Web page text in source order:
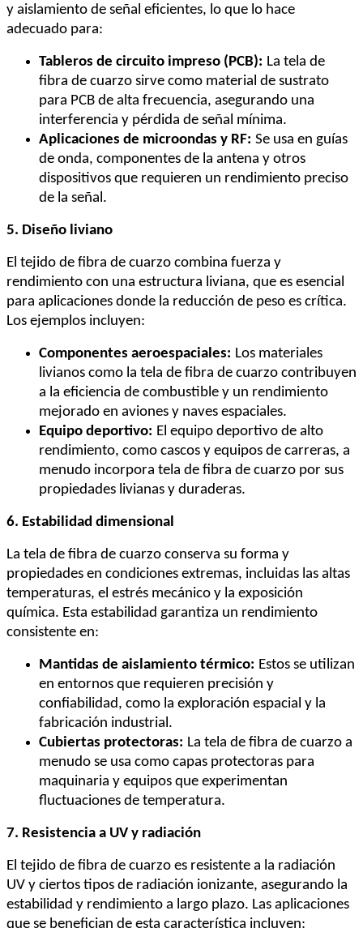
y aislamiento de señal eficientes, lo que lo hace
adecuado para:
Tableros de circuito impreso (PCB): La tela de
fibra de cuarzo sirve como material de sustrato
para PCB de alta frecuencia, asegurando una
interferencia y pérdida de señal mínima.
Aplicaciones de microondas y RF: Se usa en guías
de onda, componentes de la antena y otros
dispositivos que requieren un rendimiento preciso
de la señal.
5. Diseño liviano
El tejido de fibra de cuarzo combina fuerza y ​​
rendimiento con una estructura liviana, que es esencial
para aplicaciones donde la reducción de peso es crítica.
Los ejemplos incluyen:
Componentes aeroespaciales: Los materiales
livianos como la tela de fibra de cuarzo contribuyen
a la eficiencia de combustible y un rendimiento
mejorado en aviones y naves espaciales.
Equipo deportivo: El equipo deportivo de alto
rendimiento, como cascos y equipos de carreras, a
menudo incorpora tela de fibra de cuarzo por sus
propiedades livianas y duraderas.
6. Estabilidad dimensional
La tela de fibra de cuarzo conserva su forma y
propiedades en condiciones extremas, incluidas las altas
temperaturas, el estrés mecánico y la exposición
química. Esta estabilidad garantiza un rendimiento
consistente en:
Mantidas de aislamiento térmico: Estos se utilizan
en entornos que requieren precisión y
confiabilidad, como la exploración espacial y la
fabricación industrial.
Cubiertas protectoras: La tela de fibra de cuarzo a
menudo se usa como capas protectoras para
maquinaria y equipos que experimentan
fluctuaciones de temperatura.
7. Resistencia a UV y radiación
El tejido de fibra de cuarzo es resistente a la radiación
UV y ciertos tipos de radiación ionizante, asegurando la
estabilidad y rendimiento a largo plazo. Las aplicaciones
que se benefician de esta característica incluyen: